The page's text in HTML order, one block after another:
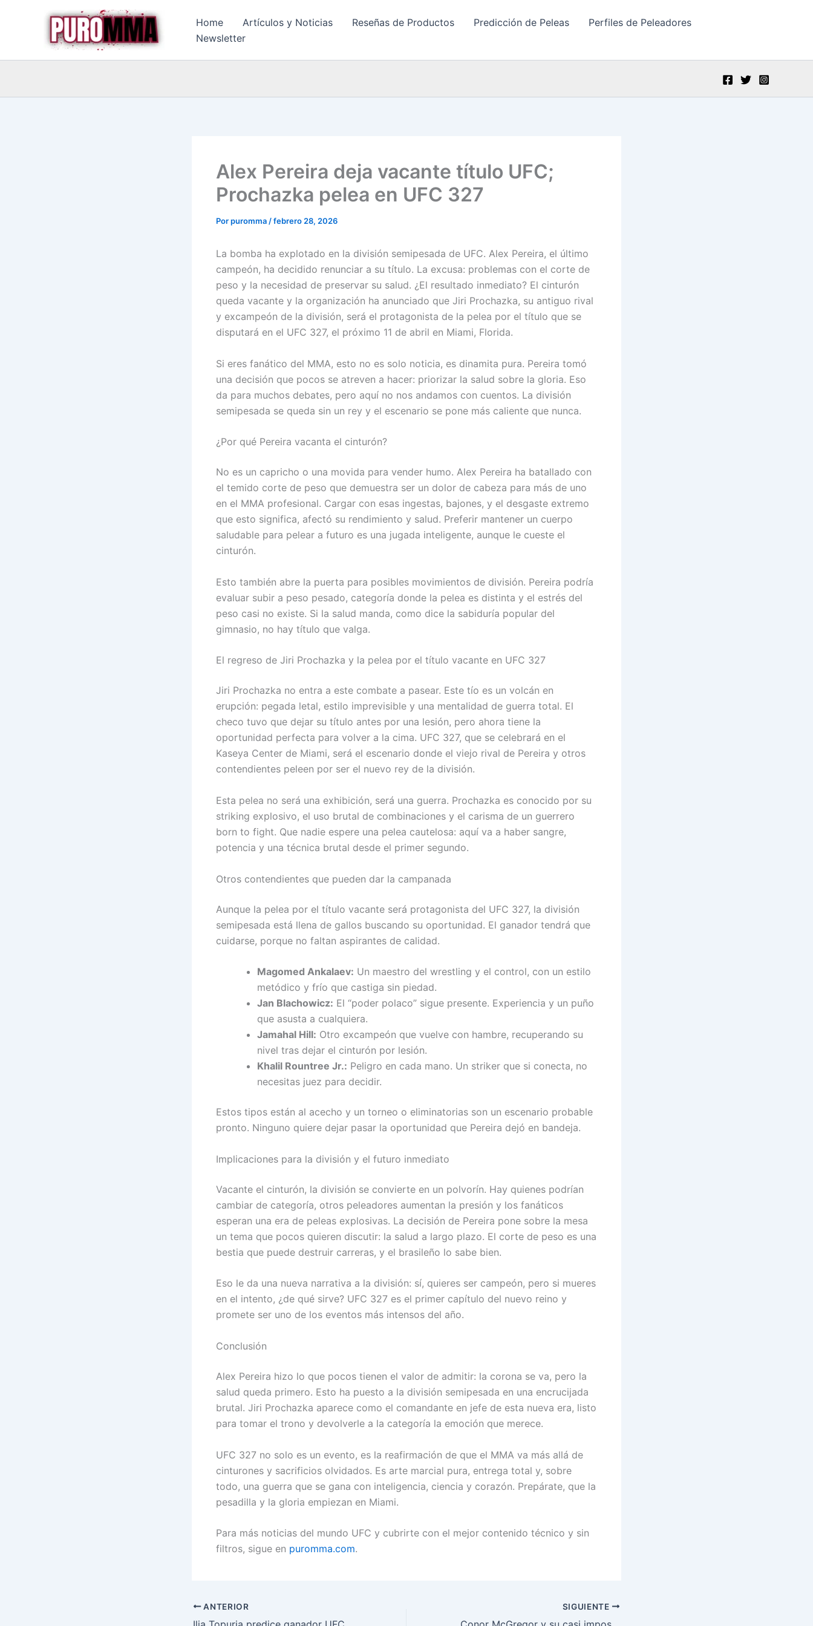
Home Artículos y Noticias Reseñas de Productos Predicción de Peleas
Perfiles de Peleadores
Newsletter
Alex Pereira deja vacante título UFC;
Prochazka pelea en UFC 327
Porpuromma /febrero 28, 2026
La bomba ha explotado en la división semipesada de UFC. Alex Pereira, el último
campeón, ha decidido renunciar a su título. La excusa: problemas con el corte de
peso y la necesidad de preservar su salud. ¿El resultado inmediato? El cinturón
queda vacante y la organización ha anunciado que Jiri Prochazka, su antiguo rival
y excampeón de la división, será el protagonista de la pelea por el título que se
disputará en el UFC 327, el próximo 11 de abril en Miami, Florida.
Si eres fanático del MMA, esto no es solo noticia, es dinamita pura. Pereira tomó
una decisión que pocos se atreven a hacer: priorizar la salud sobre la gloria. Eso
da para muchos debates, pero aquí no nos andamos con cuentos. La división
semipesada se queda sin un rey y el escenario se pone más caliente que nunca.
¿Por qué Pereira vacanta el cinturón?
No es un capricho o una movida para vender humo. Alex Pereira ha batallado con
el temido corte de peso que demuestra ser un dolor de cabeza para más de uno
en el MMA profesional. Cargar con esas ingestas, bajones, y el desgaste extremo
que esto significa, afectó su rendimiento y salud. Preferir mantener un cuerpo
saludable para pelear a futuro es una jugada inteligente, aunque le cueste el
cinturón.
Esto también abre la puerta para posibles movimientos de división. Pereira podría
evaluar subir a peso pesado, categoría donde la pelea es distinta y el estrés del
peso casi no existe. Si la salud manda, como dice la sabiduría popular del
gimnasio, no hay título que valga.
El regreso de Jiri Prochazka y la pelea por el título vacante en UFC 327
Jiri Prochazka no entra a este combate a pasear. Este tío es un volcán en
erupción: pegada letal, estilo imprevisible y una mentalidad de guerra total. El
checo tuvo que dejar su título antes por una lesión, pero ahora tiene la
oportunidad perfecta para volver a la cima. UFC 327, que se celebrará en el
Kaseya Center de Miami, será el escenario donde el viejo rival de Pereira y otros
contendientes peleen por ser el nuevo rey de la división.
Esta pelea no será una exhibición, será una guerra. Prochazka es conocido por su
striking explosivo, el uso brutal de combinaciones y el carisma de un guerrero
born to fight. Que nadie espere una pelea cautelosa: aquí va a haber sangre,
potencia y una técnica brutal desde el primer segundo.
Otros contendientes que pueden dar la campanada
Aunque la pelea por el título vacante será protagonista del UFC 327, la división
semipesada está llena de gallos buscando su oportunidad. El ganador tendrá que
cuidarse, porque no faltan aspirantes de calidad.
Magomed Ankalaev: Un maestro del wrestling y el control, con un estilo
metódico y frío que castiga sin piedad.
Jan Blachowicz: El “poder polaco” sigue presente. Experiencia y un puño
que asusta a cualquiera.
Jamahal Hill: Otro excampeón que vuelve con hambre, recuperando su
nivel tras dejar el cinturón por lesión.
Khalil Rountree Jr.: Peligro en cada mano. Un striker que si conecta, no
necesitas juez para decidir.
Estos tipos están al acecho y un torneo o eliminatorias son un escenario probable
pronto. Ninguno quiere dejar pasar la oportunidad que Pereira dejó en bandeja.
Implicaciones para la división y el futuro inmediato
Vacante el cinturón, la división se convierte en un polvorín. Hay quienes podrían
cambiar de categoría, otros peleadores aumentan la presión y los fanáticos
esperan una era de peleas explosivas. La decisión de Pereira pone sobre la mesa
un tema que pocos quieren discutir: la salud a largo plazo. El corte de peso es una
bestia que puede destruir carreras, y el brasileño lo sabe bien.
Eso le da una nueva narrativa a la división: sí, quieres ser campeón, pero si mueres
en el intento, ¿de qué sirve? UFC 327 es el primer capítulo del nuevo reino y
promete ser uno de los eventos más intensos del año.
Conclusión
Alex Pereira hizo lo que pocos tienen el valor de admitir: la corona se va, pero la
salud queda primero. Esto ha puesto a la división semipesada en una encrucijada
brutal. Jiri Prochazka aparece como el comandante en jefe de esta nueva era, listo
para tomar el trono y devolverle a la categoría la emoción que merece.
UFC 327 no solo es un evento, es la reafirmación de que el MMA va más allá de
cinturones y sacrificios olvidados. Es arte marcial pura, entrega total y, sobre
todo, una guerra que se gana con inteligencia, ciencia y corazón. Prepárate, que la
pesadilla y la gloria empiezan en Miami.
Para más noticias del mundo UFC y cubrirte con el mejor contenido técnico y sin
filtros, sigue en puromma.com.
ANTERIOR SIGUIENTE